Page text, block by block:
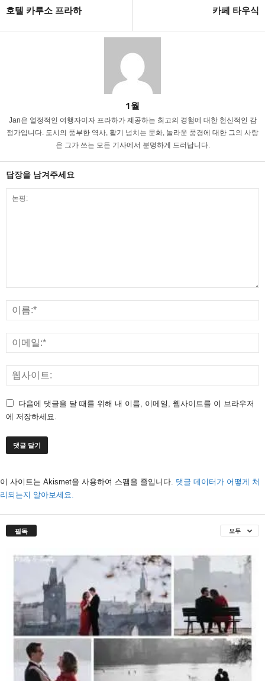
호텔 카루소 프라하 카페 타우식
1월
Jan은 열정적인 여행자이자 프라하가 제공하는 최고의 경험에 대한 헌신적인 감
정가입니다. 도시의 풍부한 역사, 활기 넘치는 문화, 놀라운 풍경에 대한 그의 사랑
은 그가 쓰는 모든 기사에서 분명하게 드러납니다.
답장을 남겨주세요
다음에 댓글을 달 때를 위해 내 이름, 이메일, 웹사이트를 이 브라우저
에 저장하세요.
이 사이트는 Akismet을 사용하여 스팸을 줄입니다. 댓글 데이터가 어떻게 처
리되는지 알아보세요.
필독 모두